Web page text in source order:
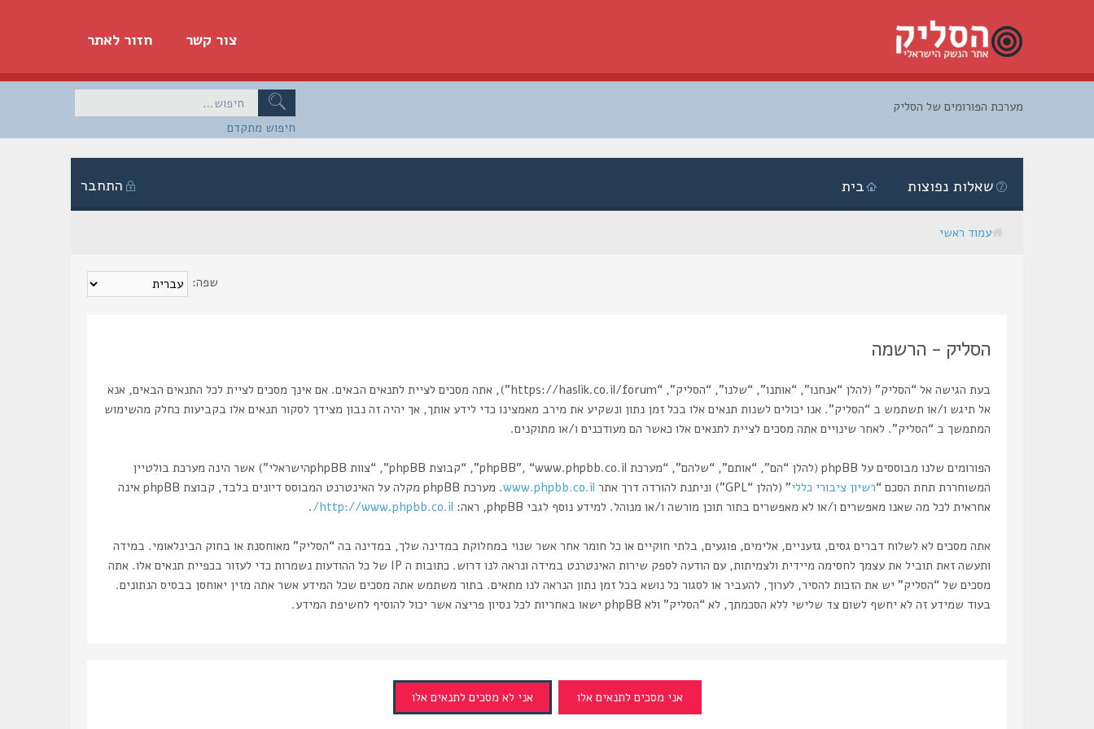
חזור לאתר צור קשר
חיפוש מתקדם
מערכת הפורומים של הסליק
התחבר בית שאלות נפוצות
עמוד ראשי
שפה:
הסליק - הרשמה
בעת הגישה אל “הסליק” (להלן “אנחנו”, “אותנו”, “שלנו”, “הסליק”, “https://haslik.co.il/forum”), אתה מסכים לציית לתנאים הבאים. אם אינך מסכים לציית לכל התנאים הבאים, אנא
אל תיגש ו/או תשתמש ב “הסליק”. אנו יכולים לשנות תנאים אלו בכל זמן נתון ונשקיע את מירב מאמצינו כדי לידע אותך, אך יהיה זה נבון מצידך לסקור תנאים אלו בקביעות כחלק מהשימוש
המתמשך ב “הסליק”. לאחר שינויים אתה מסכים לציית לתנאים אלו כאשר הם מעודכנים ו/או מתוקנים.
הפורומים שלנו מבוססים על phpBB (להלן “הם”, “אותם”, “שלהם”, “מערכת phpBB”, “www.phpbb.co.il”, “קבוצת phpBB”, “צוות phpBBהישראלי”) אשר הינה מערכת בולטיין
המשוחררת תחת הסכם “רשיון ציבורי כללי” (להלן “GPL”) וניתנת להורדה דרך אתר www.phpbb.co.il
. מערכת phpBB מקלה על האינטרנט המבוסס דיונים בלבד, קבוצת phpBB אינה
אחראית לכל מה שאנו מאפשרים ו/או לא מאפשרים בתור תוכן מורשה ו/או מנוהל. למידע נוסף לגבי phpBB, ראה:
http://www.phpbb.co.il/
.
אתה מסכים לא לשלוח דברים גסים, גזעניים, אלימים, פוגעים, בלתי חוקיים או כל חומר אחר אשר שנוי במחלוקת במדינה שלך, במדינה בה “הסליק” מאוחסנת או בחוק הבינלאומי. במידה
ותעשה זאת תוביל את עצמך לחסימה מיידית ולצמיתות, עם הודעה לספק שירות האינטרנט במידה ונראה לנו דרוש. כתובות ה IP של כל ההודעות נשמרות כדי לעזור בכפיית תנאים אלו. אתה
מסכים של “הסליק” יש את הזכות להסיר, לערוך, להעביר או לסגור כל נושא בכל זמן נתון הנראה לנו מתאים. בתור משתמש אתה מסכים שכל המידע אשר אתה מזין יאוחסן בבסיס הנתונים.
בעוד שמידע זה לא יחשף לשום צד שלישי ללא הסכמתך, לא “הסליק” ולא phpBB ישאו באחריות לכל נסיון פריצה אשר יכול להוסיף לחשיפת המידע.